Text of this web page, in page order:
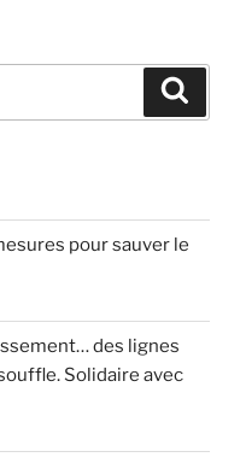
pour sauver le
des lignes
Solidaire avec